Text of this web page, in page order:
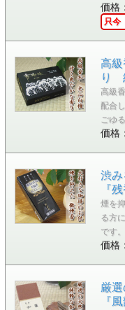
価格
只今
高
り
高級
配合
ごゆ
価格
渋
『
煙を
る方
です。
価格
厳
『